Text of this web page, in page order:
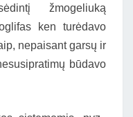
žmogeliuką
ken turėdavo
nepaisant garsų ir
būdavo